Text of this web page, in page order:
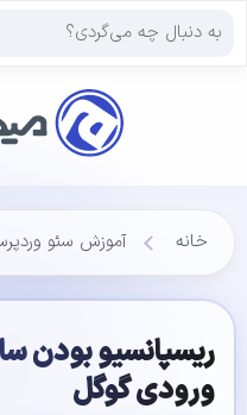
خانه آموزش سئو
ریسپانسیو بودن
ورودی گوگل